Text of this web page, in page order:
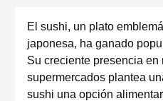
El sushi, un plato
japonesa, ha ganado
Su creciente presencia en
supermercados plantea
sushi una opción